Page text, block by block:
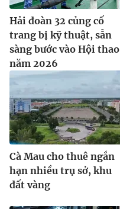
Hải đoàn 32 củng cố
trang bị kỹ thuật, sẵn
sàng bước vào Hội thao
năm 2026
Cà Mau cho thuê ngắn
hạn nhiều trụ sở, khu
đất vàng